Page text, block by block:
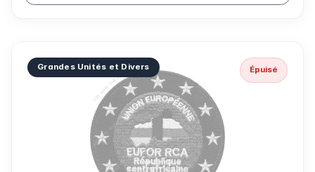
Grandes Unités et Divers Épuisé